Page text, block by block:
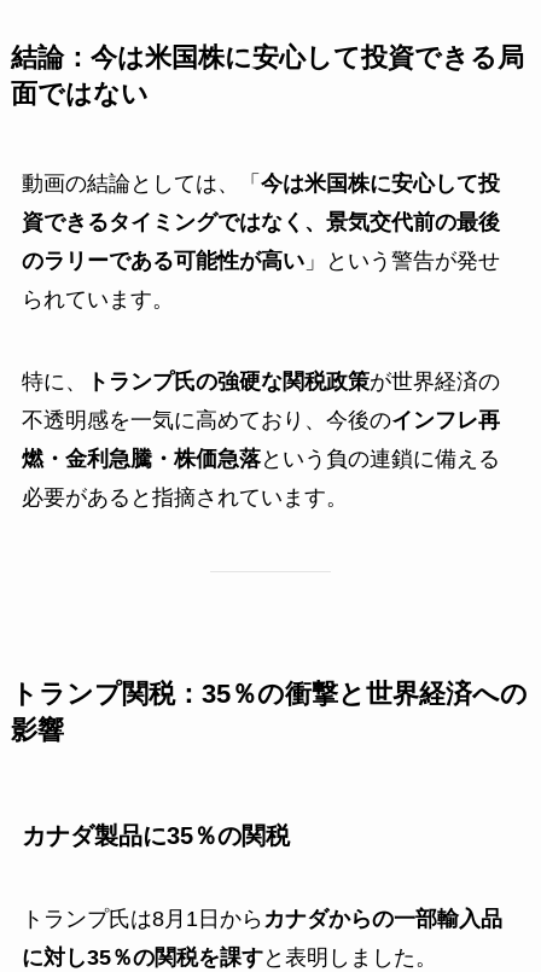
結論：今は米国株に安心して投資できる局
面ではない
動画の結論としては、「 今は米国株に安心して投
資できるタイミングではなく、景気交代前の最後
のラリーである可能性が高い」という警告が発せ
られています。
特に、 トランプ氏の強硬な関税政策が世界経済の
不透明感を一気に高めており、今後のインフレ再
燃・金利急騰・株価急落という負の連鎖に備える
必要があると指摘されています。
トランプ関税：35％の衝撃と世界経済への
影響
カナダ製品に35％の関税
トランプ氏は8月1日から カナダからの一部輸入品
に対し35％の関税を課すと表明しました。